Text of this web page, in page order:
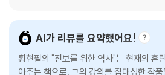
57 우리 역사상 이승만이 민간인을 가장 많
58 부정선거 때문에 4 · 19혁명이 시작되었다
와 여수·순천사건의 여파를 완전히 발본색
등 악당을 가혹한 방법으로 탄압하여 법의 존
이승만은 제주도민을 악당으로 표현했고, 가
다. 이승만을 변호하자고 제주에서 무고하게
AI가 리뷰를 요약했어요!
황현필의 "진보를 위한 역사"는 현재의 혼
아주는 책으로, 그의 강의를 집대성한 작